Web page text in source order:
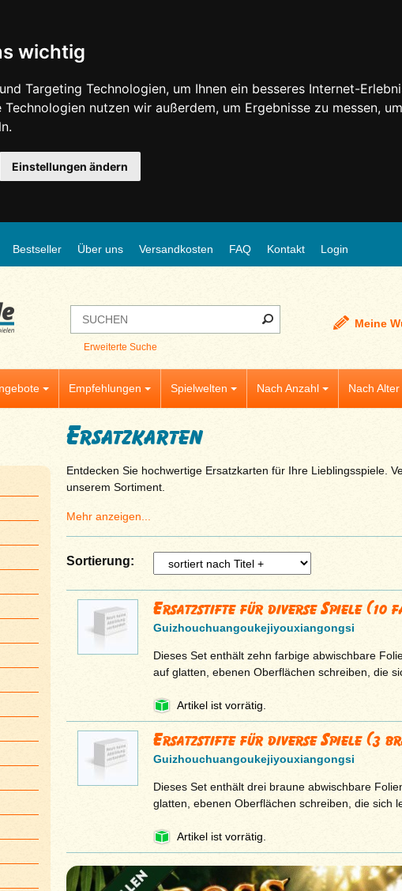
wichtig
Targeting Technologien, um Ihnen ein besseres Internet-
Technologien nutzen wir außerdem, um Ergebnisse zu messen,
Einstellungen ändern
Bestseller Über uns Versandkosten FAQ Kontakt Login
Erweiterte Suche
Meine
Empfehlungen Spielwelten Nach Anzahl Nach Alter
Ersatzkarten
Entdecken Sie hochwertige Ersatzkarten für Ihre Lieblingsspiele.
unserem Sortiment.
Mehr anzeigen...
Sortierung:
Ersatzstifte für diverse Spiele (10
‎Guizhouchuangoukejiyouxiangongsi
Dieses Set enthält zehn farbige abwischbare
auf glatten, ebenen Oberflächen schreiben, die
Artikel ist vorrätig.
Ersatzstifte für diverse Spiele (3
‎Guizhouchuangoukejiyouxiangongsi
Dieses Set enthält drei braune abwischbare
glatten, ebenen Oberflächen schreiben, die sich
Artikel ist vorrätig.